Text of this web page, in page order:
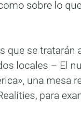
sobre lo
que se tratarán
locales – El
una mesa
para